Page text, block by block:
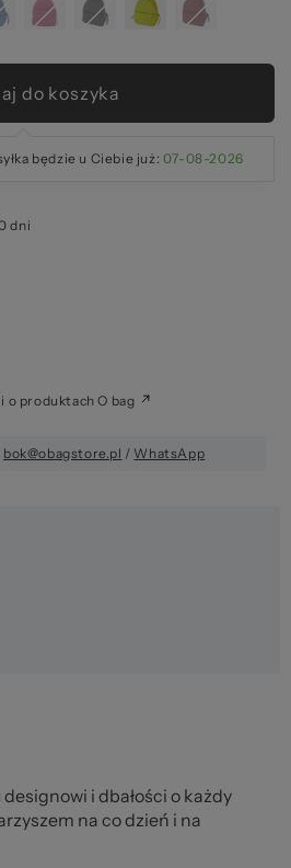
do koszyka
będzie u Ciebie już: 07-08-2026
dni
o produktach O bag
bok@obagstore.pl / WhatsApp
i dbałości o każdy
na co dzień i na